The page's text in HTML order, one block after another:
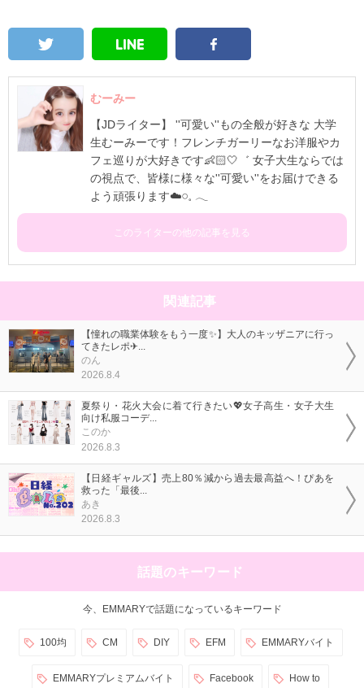
むーみー
【JDライター】 ''可愛い''もの全般が好きな 大学
生むーみーです！フレンチガーリーなお洋服やカ
フェ巡りが大好きです👶🏻🤍゛ 女子大生ならでは
の視点で、皆様に様々な''可愛い''をお届けできる
よう頑張ります☁️𓏸⁡𓈒 𓂃
このライターの他の記事を見る
関連記事
【憧れの職業体験をもう一度✨】大人のキッザニアに行っ
てきたレポ✈...
のん
2026.8.4
夏祭り・花火大会に着て行きたい💖女子高生・女子大生
向け私服コーデ...
このか
2026.8.3
【日経ギャルズ】売上80％減から過去最高益へ！ぴあを
救った「最後...
あき
2026.8.3
話題のキーワード
今、EMMARYで話題になっているキーワード
100均 CM DIY EFM EMMARYバイト
EMMARYプレミアムバイト Facebook How to